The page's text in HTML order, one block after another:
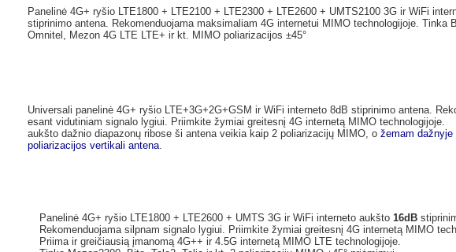
Panelinė 4G+ ryšio LTE1800 + LTE2100 + LTE2300 + LTE2600 + UMTS2100 3G ir WiFi
stiprinimo antena. Rekomenduojama maksimaliam 4G internetui MIMO technologijoje. Tinka
Omnitel, Mezon 4G LTE LTE+ ir kt. MIMO poliarizacijos ±45°
Universali panelinė 4G+ ryšio LTE+3G+2G+GSM ir WiFi interneto 8dB stiprinimo antena.
esant vidutiniam signalo lygiui. Priimkite žymiai greitesnį 4G internetą MIMO technologijoje.
aukšto dažnio diapazonų ribose ši antena veikia kaip 2 poliarizacijų MIMO, o žemam dažnyje
poliarizacijos vertikali antena
Panelinė 4G+ ryšio LTE1800 + LTE2600 + UMTS 3G ir WiFi interneto aukšto 16dB
Rekomenduojama silpnam signalo lygiui. Priimkite žymiai greitesnį 4G internetą MIMO
Priima ir greičiausią įmanomą 4G++ ir 4.5G internetą MIMO LTE technologijoje.